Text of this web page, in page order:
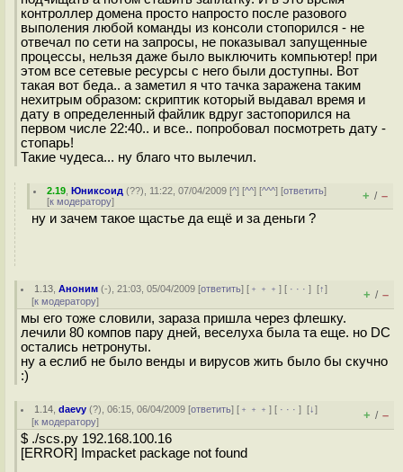
контроллер домена просто напросто после разового
выполения любой команды из консоли стопорился - не
отвечал по сети на запросы, не показывал запущенные
процессы, нельзя даже было выключить компьютер! при
этом все сетевые ресурсы с него были доступны. Вот
такая вот беда.. а заметил я что тачка заражена таким
нехитрым образом: скриптик который выдавал время и
дату в определенный файлик вдруг застопорился на
первом числе 22:40.. и все.. попробовал посмотреть дату -
стопарь!
Такие чудеса... ну благо что вылечил.
2.19 ,Юниксоид (??), 11:22, 07/04/2009 [^] [^^] [^^^] [ответить]
[к модератору] + / –
ну и зачем такое щастье да ещё и за деньги ?
1.13 ,Аноним (-), 21:03, 05/04/2009 [ответить] [ ﹢﹢﹢] [ · · ·][↑]
[к модератору] + / –
мы его тоже словили, зараза пришла через флешку.
лечили 80 компов пару дней, веселуха была та еще. но DC
остались нетронуты.
ну а еслиб не было венды и вирусов жить было бы скучно
:)
1.14 ,daevy (?), 06:15, 06/04/2009 [ответить] [ ﹢﹢﹢] [ · · ·][↓]
[к модератору] + / –
$ ./scs.py 192.168.100.16
[ERROR] Impacket package not found